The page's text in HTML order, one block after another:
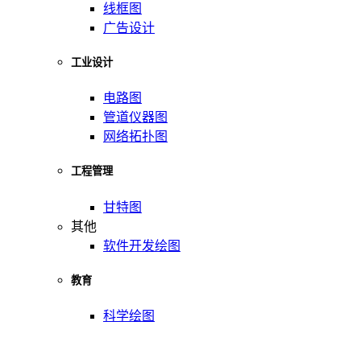
线框图
广告设计
工业设计
电路图
管道仪器图
网络拓扑图
工程管理
甘特图
其他
软件开发绘图
教育
科学绘图